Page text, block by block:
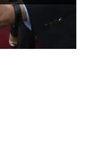
RESISTANCE